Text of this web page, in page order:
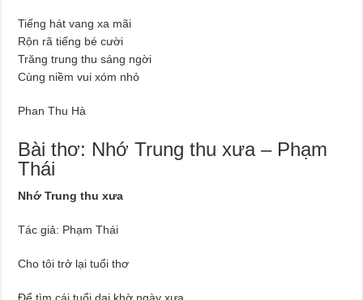
Tiếng hát vang xa mãi
Rộn rã tiếng bé cười
Trăng trung thu sáng ngời
Cùng niềm vui xóm nhỏ
Phan Thu Hà
Bài thơ: Nhớ Trung thu xưa – Phạm
Thái
Nhớ Trung thu xưa
Tác giả: Phạm Thái
Cho tôi trở lại tuổi thơ